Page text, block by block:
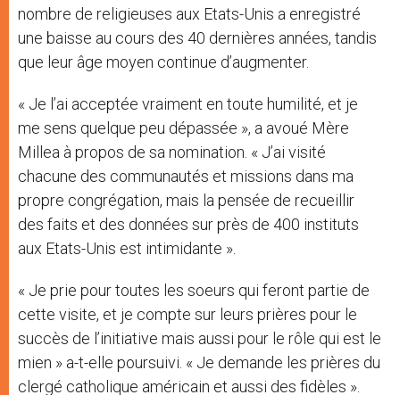
nombre de religieuses aux Etats-Unis a enregistré
une baisse au cours des 40 dernières années, tandis
que leur âge moyen continue d’augmenter.
« Je l’ai acceptée vraiment en toute humilité, et je
me sens quelque peu dépassée », a avoué Mère
Millea à propos de sa nomination. « J’ai visité
chacune des communautés et missions dans ma
propre congrégation, mais la pensée de recueillir
des faits et des données sur près de 400 instituts
aux Etats-Unis est intimidante ».
« Je prie pour toutes les soeurs qui feront partie de
cette visite, et je compte sur leurs prières pour le
succès de l’initiative mais aussi pour le rôle qui est le
mien » a-t-elle poursuivi. « Je demande les prières du
clergé catholique américain et aussi des fidèles ».